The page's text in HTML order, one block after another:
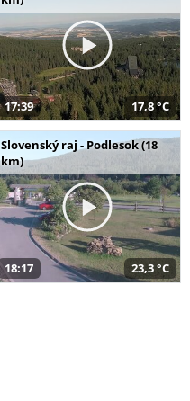
17:39 17,8 °C
Slovenský raj - Podlesok (18
km)
18:17 23,3 °C